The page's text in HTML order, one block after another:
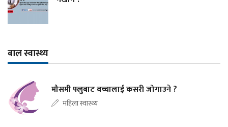
बाल स्वास्थ्य
मौसमी फ्लुबाट बच्चालाई कसरी जोगाउने ?
महिला स्वास्थ्य